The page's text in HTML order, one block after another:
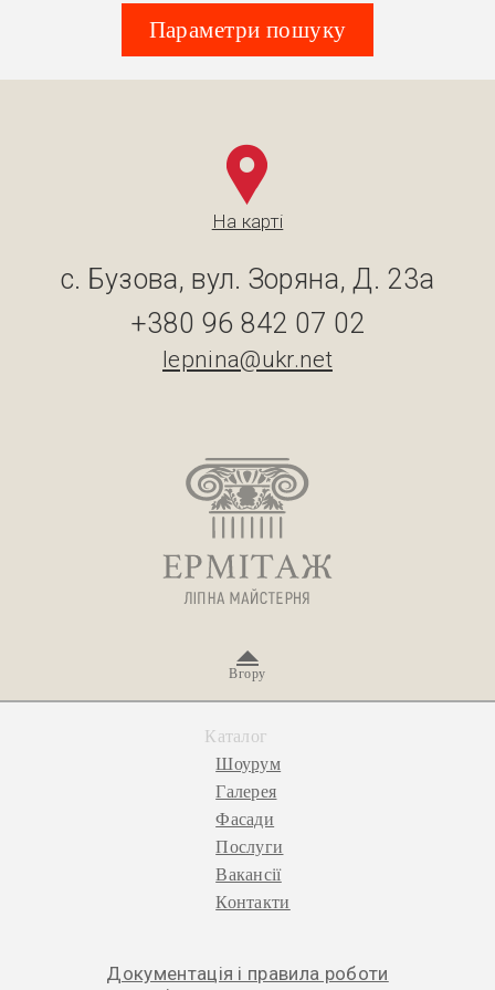
Параметри пошуку
На карті
с. Бузова, вул. Зоряна, Д. 23а
+380 96 842 07 02
lepnina@ukr.net
Вгору
Каталог
Шоурум
Галерея
Фасади
Послуги
Вакансії
Контакти
Документація і правила роботи